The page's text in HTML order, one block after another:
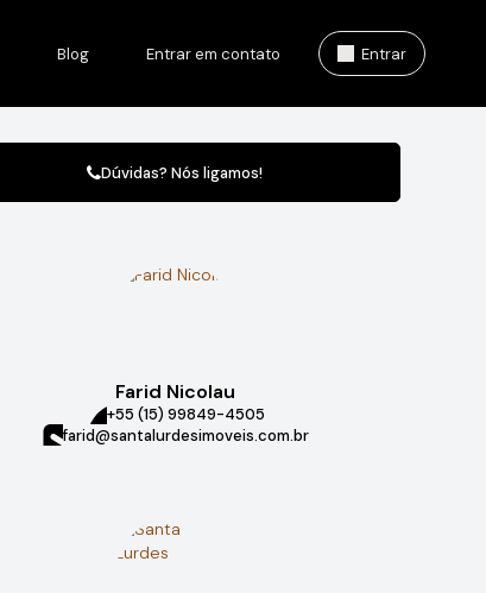
Entrar
Entrar em contato
Blog
Dúvidas? Nós ligamos!
Farid Nicolau
+55 (15) 99849-4505
farid@santalurdesimoveis.com.br